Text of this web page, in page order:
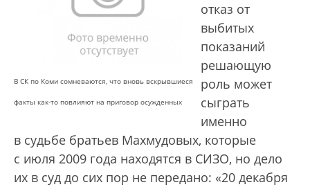
В СК по Коми сомневаются, что вновь вскрывшиеся
факты как-то повлияют на приговор осужденных
отказ от
выбитых
показаний
решающую
роль может
сыграть
именно
в судьбе братьев Махмудовых, которые
с июля 2009 года находятся в СИЗО, но дело
их в суд до сих пор не передано: «20 декабря